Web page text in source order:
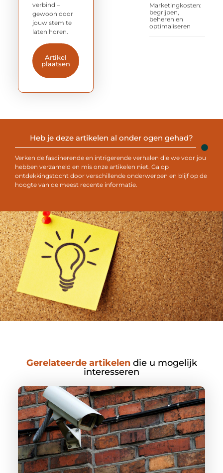
Marketingkosten:
begrijpen,
beheren en
optimaliseren
verbind –
gewoon door
jouw stem te
laten horen.
Artikel
plaatsen
Heb je deze artikelen al onder ogen gehad?
Verken de fascinerende en intrigerende verhalen die we voor jou
hebben verzameld en mis onze artikelen niet. Ga op
ontdekkingstocht door verschillende onderwerpen en blijf op de
hoogte van de meest recente informatie.
Gerelateerde artikelendie u mogelijk
interesseren